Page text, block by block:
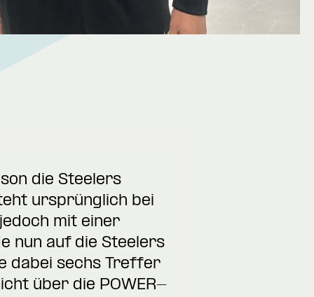
die Steelers
ursprünglich bei
mit einer
nun auf die Steelers
dabei sechs Treffer
über die POWER-